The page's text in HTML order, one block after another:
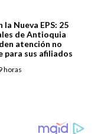
la Nueva EPS: 25
de Antioquia
atención no
para sus afiliados
horas